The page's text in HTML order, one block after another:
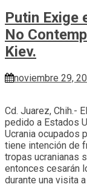
Putin Exige
No
Kiev.
noviembre 29,
Cd. Juarez, Chih.-
pedido a Estados
Ucrania ocupados
tiene intención de
tropas ucranianas
entonces cesarán
durante una visita